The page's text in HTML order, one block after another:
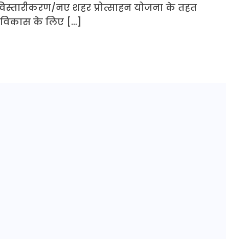
नए शहर प्रोत्साहन योजना के तहत
के लिए […]